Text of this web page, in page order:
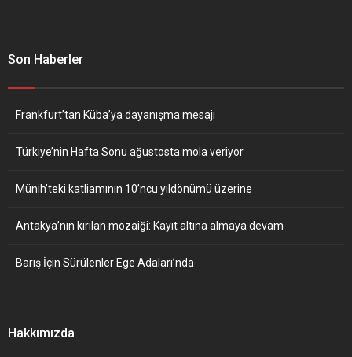
Son Haberler
Frankfurt’tan Küba’ya dayanışma mesajı
Türkiye’nin Hafta Sonu ağustosta mola veriyor
Münih’teki katliamının 10’ncu yıldönümü üzerine
Antakya’nın kırılan mozaiği: Kayıt altına almaya devam
Barış İçin Sürülenler Ege Adaları’nda
Hakkımızda